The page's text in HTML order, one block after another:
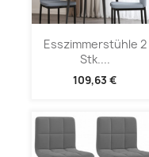
Esszimmerstühle 2
Stk....
109,63 €